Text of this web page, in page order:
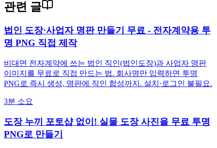
관련 글
법인 도장·사업자 명판 만들기 무료 - 전자계약용 투
명 PNG 직접 제작
비대면 전자계약에 쓰는 법인 직인(법인도장)과 사업자 명판
이미지를 무료로 직접 만드는 법. 회사명만 입력하면 투명
PNG로 즉시 생성, 명판에 직인 합성까지. 설치·로그인 불필요.
3분 소요
도장 누끼 포토샵 없이! 실물 도장 사진을 무료 투명
PNG로 만들기